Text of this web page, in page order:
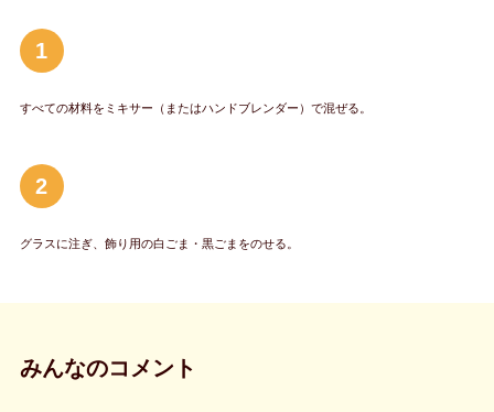
1
すべての材料をミキサー（またはハンドブレンダー）で混ぜる。
2
グラスに注ぎ、飾り用の白ごま・黒ごまをのせる。
みんなのコメント